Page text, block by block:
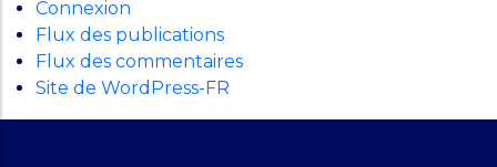
Connexion
Flux des publications
Flux des commentaires
Site de WordPress-FR